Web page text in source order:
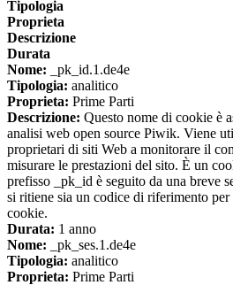
Tipologia
Proprieta
Descrizione
Durata
Nome: _pk_id.1.de4e
Tipologia: analitico
Proprieta: Prime Parti
Descrizione: Questo nome di cookie è
analisi web open source Piwik. Viene
proprietari di siti Web a monitorare il
misurare le prestazioni del sito. È un
prefisso _pk_id è seguito da una breve
si ritiene sia un codice di riferimento
cookie.
Durata: 1 anno
Nome: _pk_ses.1.de4e
Tipologia: analitico
Proprieta: Prime Parti